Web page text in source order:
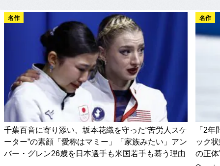
名作
千葉百音に寄り添い、坂本花織を守った“苦労人スケ
ーター”の素顔「愛称はマミー」「家族みたい」アン
バー・グレン26歳を日本選手も米国若手も慕う理由
名作
「2
ック
の正